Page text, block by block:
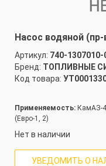
Насос водяной
Артикул: 740-1307010-
Бренд: ТОПЛИВНЫЕ
Код товара:
Применяемость: КамАЗ-
(Евро-1, 2)
Нет в наличии
УВЕДОМИТЬ О